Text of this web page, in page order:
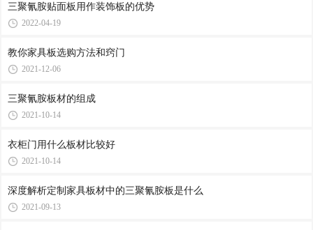
三聚氰胺贴面板用作装饰板的优势
2022-04-19
教你家具板选购方法和窍门
2021-12-06
三聚氰胺板材的组成
2021-10-14
衣柜门用什么板材比较好
2021-10-14
深度解析定制家具板材中的三聚氰胺板是什么
2021-09-13